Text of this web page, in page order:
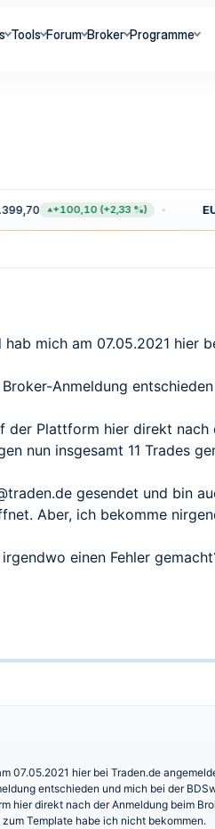
Tools Forum Broker Programme
+100,10 (+2,33 %) EUR/
mich am 07.05.2021 hier
Anmeldung
der Plattform hier direkt
nun insgesamt 11 Trades
gesendet und bin
Aber, ich bekomme
einen Fehler
07.05.2021 hier bei Traden.de
entschieden und mich bei der
hier direkt nach der Anmeldung beim
Template habe ich nicht bekommen.